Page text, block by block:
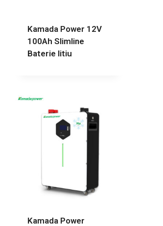
Kamada Power 12V
100Ah Slimline
Baterie litiu
Kamada Power